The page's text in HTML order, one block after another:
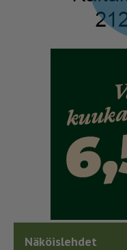
Näköislehdet